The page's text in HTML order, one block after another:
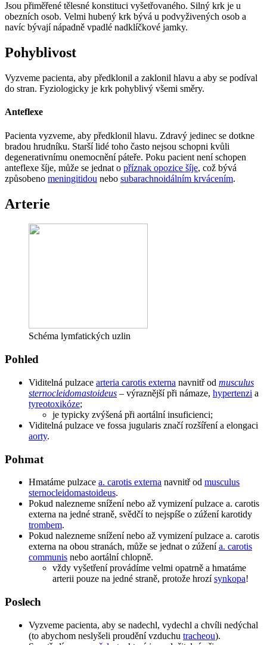
Jsou přiměřené tělesné konstituci vyšetřovaného. Silný krk je u
obezních osob. Velmi hubený krk bývá u podvyživených osob a
navíc bývají nápadně vpadlé nadklíčkové jamky.
Pohyblivost
Vyzveme pacienta, aby předklonil a zaklonil hlavu a aby se podíval
do stran. Fyziologicky je krk pohyblivý všemi směry.
Anteflexe
Pacienta vyzveme, aby předklonil hlavu. Zdravý jedinec se dotkne
bradou hrudníku. Starší lidé toho často nejsou schopni kvůli
degenerativnímu onemocnění páteře. Poku pacient není schopen
anteflexe šíje, může se jednat o příznak opozice šíje, což bývá
způsobeno meningitidou nebo subarachnoidálním krvácením.
Arterie
Schéma lymfatických uzlin
Pohled
Viditelná pulzace arteria carotis externa navnitř od musculus
sternocleidomastoideus – výraznější při námaze, hypertenzi a
tyreotoxikóze;
je typicky zvýšená při aortální insuficienci;
Viditelná pulzace ve fossa jugularis značí rozšíření a elongaci
aorty.
Pohmat
Hmatáme pulzace a. carotis externa navnitř od musculus
sternocleidomastoideus.
Pokud nalezneme snížení nebo až vymizení pulzace a. carotis
externa na jedné straně, svědčí to nejspíše o zúžení karotidy
trombem.
Pokud nalezneme snížení nebo až vymizení pulzace a. carotis
externa na obou stranách, může se jednat o zúženía. carotis
communis nebo aortální chlopně.
vždy vyšetření provádíme velmi opatrně a hmatáme
arterii pouze na jedné straně, protože hrozísynkopa!
Poslech
Vyzveme pacienta, aby se nadechl, vydechl a chvíli nedýchal
(to abychom neslyšeli proudění vzduchu tracheou).